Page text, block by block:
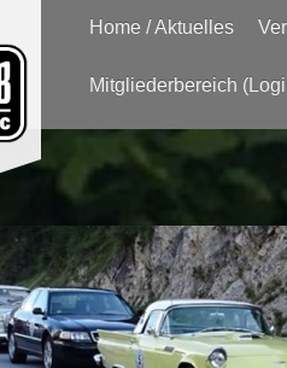
Home / Aktuelles
Mitgliederbereich